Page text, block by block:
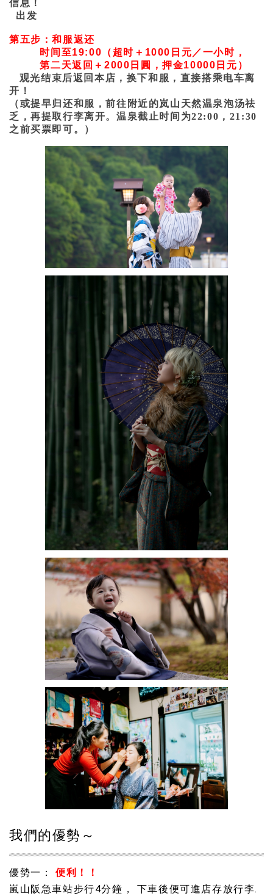
信息！
出发
第五步 ：和服返还
时间至19:00（超时＋1000日元／一小时，
第二天返回＋2000日圓，押金10000日元）
观光结束后返回本店，换下和服，直接搭乘电车离
开！
（或提早归还和服，前往附近的岚山天然温泉泡汤祛
乏，再提取行李离开。温泉截止时间为22:00，21:30
之前买票即可。
）
我們的優勢～
優勢一： 便利！！
嵐山阪急車站步行4分鐘， 下車後便可進店存放行李.